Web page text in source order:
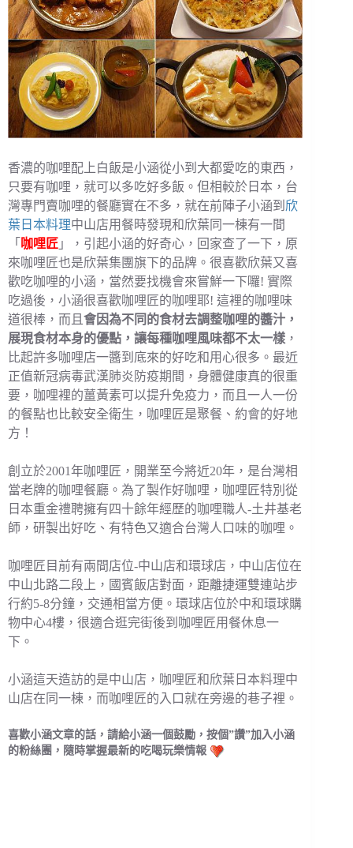
香濃的咖哩配上白飯是小涵從小到大都愛吃的東西，
只要有咖哩，就可以多吃好多飯。但相較於日本，台
灣專門賣咖哩的餐廳實在不多，就在前陣子小涵到 欣
葉日本料理中山店用餐時發現和欣葉同一棟有一間
「 咖哩匠 」，引起小涵的好奇心，回家查了一下，原
來咖哩匠也是欣葉集團旗下的品牌。很喜歡欣葉又喜
歡吃咖哩的小涵，當然要找機會來嘗鮮一下囉! 實際
吃過後，小涵很喜歡咖哩匠的咖哩耶! 這裡的咖哩味
道很棒，而且 會因為不同的食材去調整咖哩的醬汁，
展現食材本身的優點，讓每種咖哩風味都不太一樣 ，
比起許多咖哩店一醬到底來的好吃和用心很多。最近
正值新冠病毒武漢肺炎防疫期間，身體健康真的很重
要，咖哩裡的薑黃素可以提升免疫力，而且一人一份
的餐點也比較安全衛生，咖哩匠是聚餐、約會的好地
方！
創立於2001年咖哩匠，開業至今將近20年，是台灣相
當老牌的咖哩餐廳。為了製作好咖哩，咖哩匠特別從
日本重金禮聘擁有四十餘年經歷的咖哩職人-土井基老
師，研製出好吃、有特色又適合台灣人口味的咖哩。
咖哩匠目前有兩間店位-中山店和環球店，中山店位在
中山北路二段上，國賓飯店對面，距離捷運雙連站步
行約5-8分鐘，交通相當方便。環球店位於中和環球購
物中心4樓，很適合逛完街後到咖哩匠用餐休息一
下。
小涵這天造訪的是中山店，咖哩匠和欣葉日本料理中
山店在同一棟，而咖哩匠的入口就在旁邊的巷子裡。
喜歡小涵文章的話，請給小涵一個鼓勵，按個”讚”加入小涵
的粉絲團，隨時掌握最新的吃喝玩樂情報